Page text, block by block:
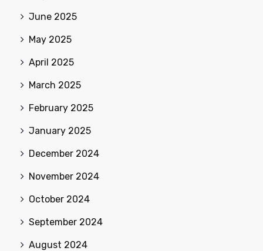
June 2025
May 2025
April 2025
March 2025
February 2025
January 2025
December 2024
November 2024
October 2024
September 2024
August 2024